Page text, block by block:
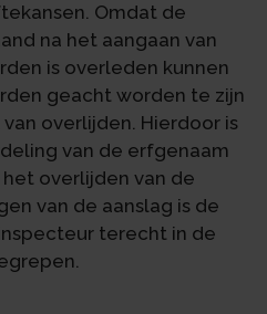
Omdat de
na het aangaan van
is overleden kunnen
geacht worden te zijn
overlijden. Hierdoor is
van de erfgenaam
overlijden van de
van de aanslag is de
terecht in de